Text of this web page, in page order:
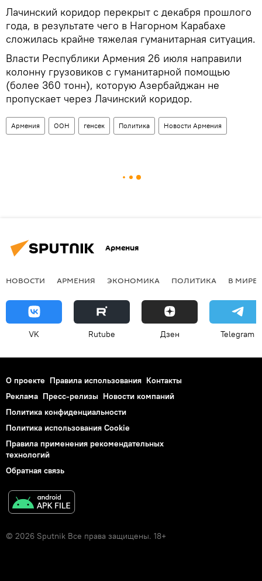
Лачинский коридор перекрыт с декабря прошлого
года, в результате чего в Нагорном Карабахе
сложилась крайне тяжелая гуманитарная ситуация.
Власти Республики Армения 26 июля направили
колонну грузовиков с гуманитарной помощью
(более 360 тонн), которую Азербайджан не
пропускает через Лачинский коридор.
Армения ООН генсек Политика Новости Армения
Армения
НОВОСТИ АРМЕНИЯ ЭКОНОМИКА ПОЛИТИКА В МИРЕ
VK Rutube Дзен Telegram
О проекте Правила использования Контакты
Реклама Пресс-релизы Новости компаний
Политика конфиденциальности
Политика использования Cookie
Правила применения рекомендательных
технологий
Обратная связь
© 2026 Sputnik Все права защищены. 18+